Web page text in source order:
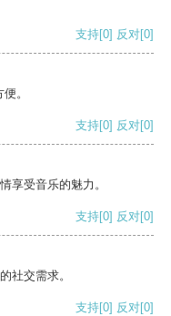
支持[0] 反对[0]
。
支持[0] 反对[0]
享受音乐的魅力。
支持[0] 反对[0]
社交需求。
支持[0] 反对[0]